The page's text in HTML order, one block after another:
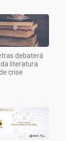
debaterá
literatura
crise